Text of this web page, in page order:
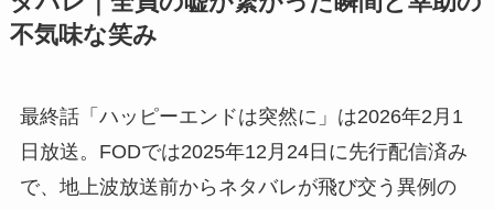
不気味な笑み
最終話「ハッピーエンドは突然に」は2026年2月1
日放送。FODでは2025年12月24日に先行配信済み
で、地上波放送前からネタバレが飛び交う異例の